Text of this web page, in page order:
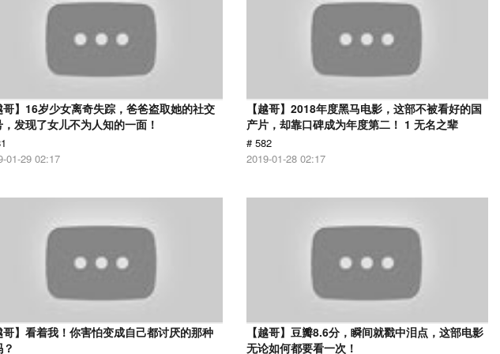
哥】16岁少女离奇失踪，爸爸盗取她的社交
，发现了女儿不为人知的一面！
01-29 02:17
【越哥】2018年度黑马电影，这部不被看好的国
产片，却靠口碑成为年度第二！ 1 无名之辈
# 582
2019-01-28 02:17
哥】看着我！你害怕变成自己都讨厌的那种
【越哥】豆瓣8.6分，瞬间就戳中泪点，这部电影
无论如何都要看一次！